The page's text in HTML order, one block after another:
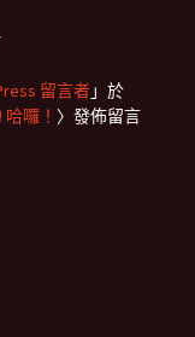
留言者」於
囉！ 〉發佈留言